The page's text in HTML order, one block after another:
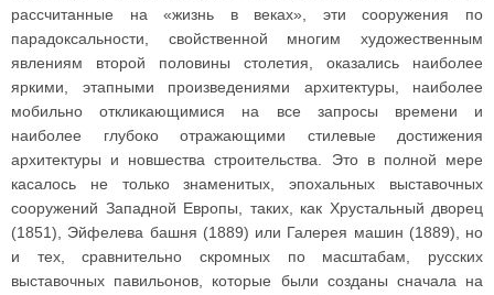
рассчитанные на «жизнь в веках», эти сооружения по
парадоксальности, свойственной многим художественным
явлениям второй половины столетия, оказались наиболее
яркими, этапными произведениями архитектуры, наиболее
мобильно откликающимися на все запросы времени и
наиболее глубоко отражающими стилевые достижения
архитектуры и новшества строительства. Это в полной мере
касалось не только знаменитых, эпохальных выставочных
сооружений Западной Европы, таких, как Хрустальный дворец
(1851), Эйфелева башня (1889) или Галерея машин (1889), но
и тех, сравнительно скромных по масштабам, русских
выставочных павильонов, которые были созданы сначала на